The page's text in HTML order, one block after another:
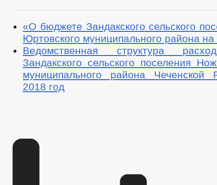
«О бюджете Зандакского сельского
Юртовского муниципального района на
Ведомственная структура
Зандакского сельского поселения
муниципального района Чеченской
2018 год